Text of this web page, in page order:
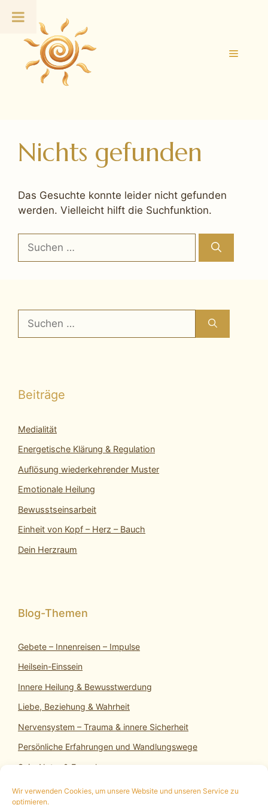
Wir verwenden Cookies, um unsere Website und unseren Service zu
optimieren.
Inhalt
springen
Menü
Nichts gefunden
Das Gesuchte konnte leider nicht gefunden
werden. Vielleicht hilft die Suchfunktion.
nach:
nach:
Beiträge
Medialität
Energetische Klärung & Regulation
Auflösung wiederkehrender Muster
Emotionale Heilung
Bewusstseinsarbeit
Einheit von Kopf – Herz – Bauch
Dein Herzraum
Gebete – Innenreisen – Impulse
Heilsein-Einssein
Innere Heilung & Bewusstwerdung
Liebe, Beziehung & Wahrheit
Nervensystem – Trauma & innere Sicherheit
Persönliche Erfahrungen und Wandlungswege
SeinsNatur & Erwachen